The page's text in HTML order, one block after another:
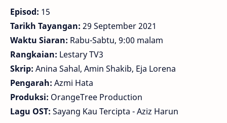
Episod: 15
Tarikh Tayangan: 29 September 2021
Waktu Siaran: Rabu-Sabtu, 9:00 malam
Rangkaian: Lestary TV3
Skrip: Anina Sahal, Amin Shakib, Eja Lorena
Pengarah: Azmi Hata
Produksi: OrangeTree Production
Lagu OST: Sayang Kau Tercipta - Aziz Harun